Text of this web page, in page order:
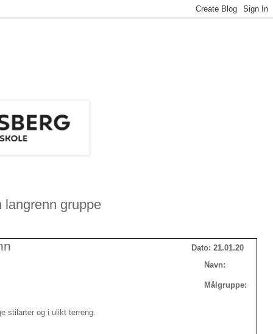
gruppe
Dato: 21.01.20
Navn:
Målgruppe:
stilarter og i ulikt terreng.